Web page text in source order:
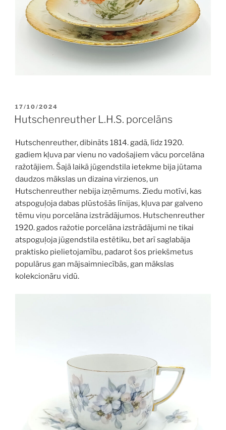
POSTED
ON
17/10/2024
Hutschenreuther L.H.S. porcelāns
Hutschenreuther, dibināts 1814. gadā, līdz 1920.
gadiem kļuva par vienu no vadošajiem vācu porcelāna
ražotājiem. Šajā laikā jūgendstila ietekme bija jūtama
daudzos mākslas un dizaina virzienos, un
Hutschenreuther nebija izņēmums. Ziedu motīvi, kas
atspoguļoja dabas plūstošās līnijas, kļuva par galveno
tēmu viņu porcelāna izstrādājumos. Hutschenreuther
1920. gados ražotie porcelāna izstrādājumi ne tikai
atspoguļoja jūgendstila estētiku, bet arī saglabāja
praktisko pielietojamību, padarot šos priekšmetus
populārus gan mājsaimniecībās, gan mākslas
kolekcionāru vidū.